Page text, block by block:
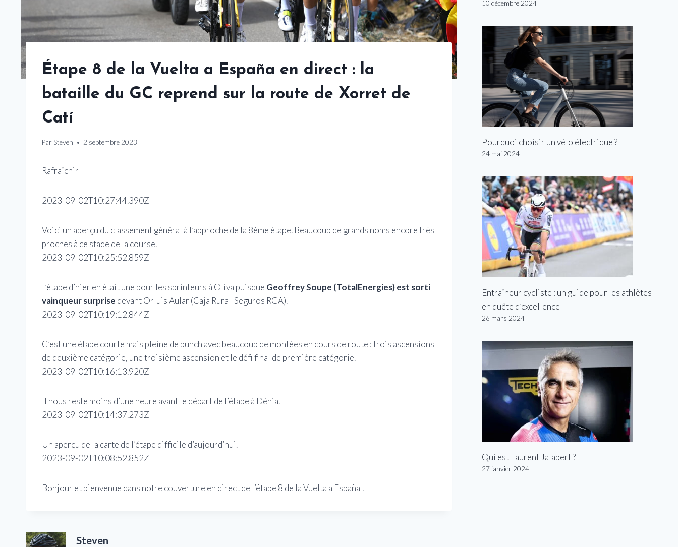
Étape 8 de la Vuelta a España en direct : la
bataille du GC reprend sur la route de Xorret de
Catí
Par Steven 2 septembre 2023
Rafraîchir
2023-09-02T10:27:44.390Z
Voici un aperçu du classement général à l’approche de la 8ème étape. Beaucoup de grands noms encore très
proches à ce stade de la course.
2023-09-02T10:25:52.859Z
L’étape d’hier en était une pour les sprinteurs à Oliva puisque Geoffrey Soupe (TotalEnergies) est sorti
vainqueur surprise devant Orluis Aular (Caja Rural-Seguros RGA).
2023-09-02T10:19:12.844Z
C’est une étape courte mais pleine de punch avec beaucoup de montées en cours de route : trois ascensions
de deuxième catégorie, une troisième ascension et le défi final de première catégorie.
2023-09-02T10:16:13.920Z
Il nous reste moins d’une heure avant le départ de l’étape à Dénia.
2023-09-02T10:14:37.273Z
Un aperçu de la carte de l’étape difficile d’aujourd’hui.
2023-09-02T10:08:52.852Z
Bonjour et bienvenue dans notre couverture en direct de l’étape 8 de la Vuelta a España !
Steven
10 décembre 2024
Pourquoi choisir un vélo électrique ?
24 mai 2024
Entraîneur cycliste : un guide pour les athlètes
en quête d’excellence
26 mars 2024
Qui est Laurent Jalabert ?
27 janvier 2024